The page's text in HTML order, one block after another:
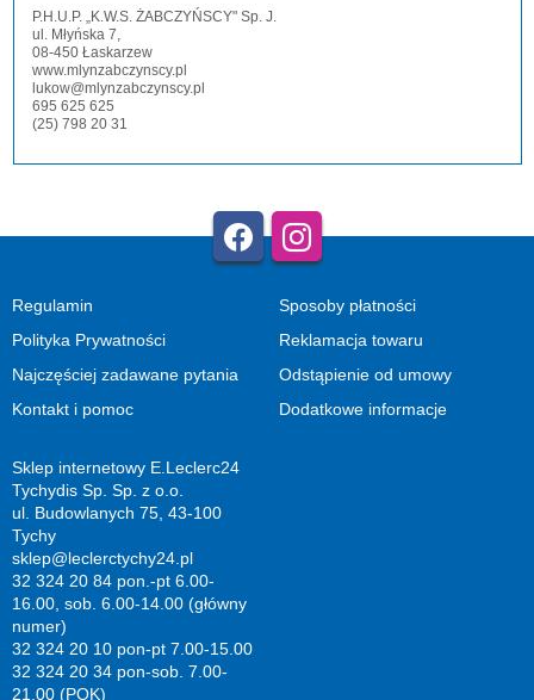
P.H.U.P. „K.W.S. ŻABCZYŃSCY" Sp. J.
ul. Młyńska 7,
08-450 Łaskarzew
www.mlynzabczynscy.pl
lukow@mlynzabczynscy.pl
695 625 625
(25) 798 20 31
Regulamin
Polityka Prywatności
Najczęściej zadawane pytania
Kontakt i pomoc
Sposoby płatności
Reklamacja towaru
Odstąpienie od umowy
Dodatkowe informacje
Sklep internetowy E.Leclerc24
Tychydis Sp. Sp. z o.o.
ul. Budowlanych 75, 43-100
Tychy
sklep@leclerctychy24.pl
32 324 20 84 pon.-pt 6.00-
16.00, sob. 6.00-14.00 (główny
numer)
32 324 20 10 pon-pt 7.00-15.00
32 324 20 34 pon-sob. 7.00-
21.00 (POK)